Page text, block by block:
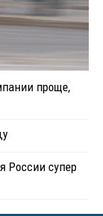
проще,
России супер